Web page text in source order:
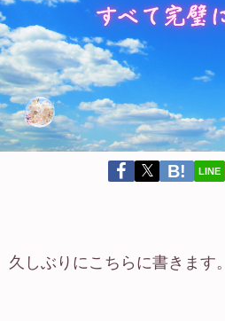
LINE
久しぶりにこちらに書きます。